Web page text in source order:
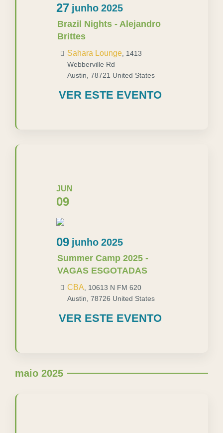
27 junho 2025
Brazil Nights - Alejandro
Brittes
Sahara Lounge, 1413
Webberville Rd
Austin 78721 United States
VER ESTE EVENTO
JUN
09
09 junho 2025
Summer Camp 2025 -
VAGAS ESGOTADAS
CBA
10613 N FM 620
Austin 78726 United States
VER ESTE EVENTO
maio 2025